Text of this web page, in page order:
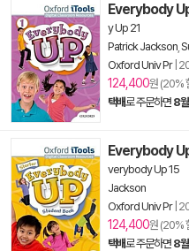
Everybody
y Up 21
Patrick Jackson
Oxford Univ Pr|
124,400원 (20%
택배로 주문하면 8
Everybody
verybody Up 15
Jackson
Oxford Univ Pr|
124,400원 (20%
택배로 주문하면 8